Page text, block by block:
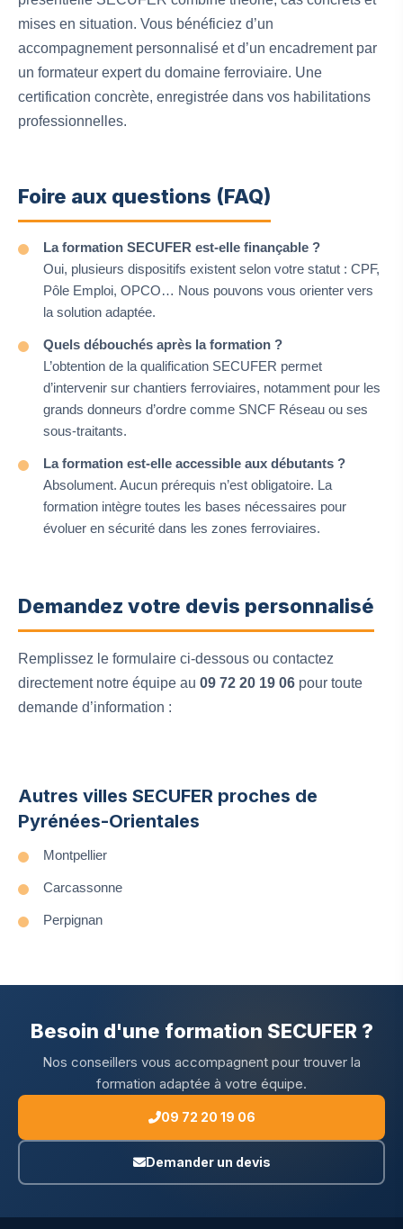
mises en situation. Vous bénéficiez d’un
accompagnement personnalisé et d’un encadrement par
un formateur expert du domaine ferroviaire. Une
certification concrète, enregistrée dans vos habilitations
professionnelles.
Foire aux questions (FAQ)
La formation SECUFER est-elle finançable ?
Oui, plusieurs dispositifs existent selon votre statut : CPF,
Pôle Emploi, OPCO… Nous pouvons vous orienter vers
la solution adaptée.
Quels débouchés après la formation ?
L’obtention de la qualification SECUFER permet
d’intervenir sur chantiers ferroviaires, notamment pour les
grands donneurs d’ordre comme SNCF Réseau ou ses
sous-traitants.
La formation est-elle accessible aux débutants ?
Absolument. Aucun prérequis n’est obligatoire. La
formation intègre toutes les bases nécessaires pour
évoluer en sécurité dans les zones ferroviaires.
Demandez votre devis personnalisé
Remplissez le formulaire ci-dessous ou contactez
directement notre équipe au 09 72 20 19 06 pour toute
demande d’information :
Autres villes SECUFER proches de
Pyrénées-Orientales
Montpellier
Carcassonne
Perpignan
Besoin d'une formation SECUFER ?
Nos conseillers vous accompagnent pour trouver la
formation adaptée à votre équipe.
09 72 20 19 06
Demander un devis